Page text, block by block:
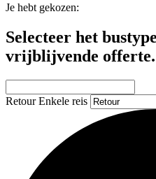
Je hebt gekozen:
Selecteer het
vrijblijvende offerte.
RetourEnkele reis